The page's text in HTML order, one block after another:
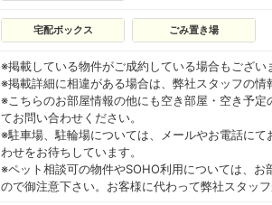
宅配ボックス ごみ置き場
※掲載している物件がご成約している場合もござい
※掲載詳細に相違がある場合は、弊社スタッフの情
※こちらのお部屋情報の他にも空き部屋・空き予
てお問い合わせください。
※駐車場、駐輪場については、メールやお電話に
わせをお待ちしています。
※ペット相談可の物件やSOHO利用については、
ので御注意下さい。お客様に代わって弊社スタッフ